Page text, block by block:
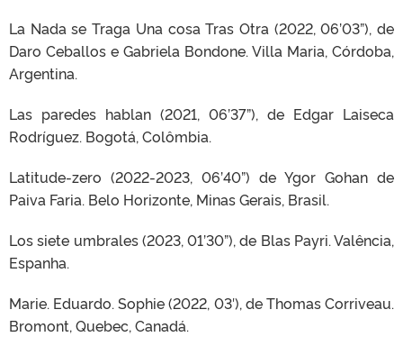
La Nada se Traga Una cosa Tras Otra (2022, 06’03”), de
Daro Ceballos e Gabriela Bondone. Villa Maria, Córdoba,
Argentina.
Las paredes hablan (2021, 06’37”), de Edgar Laiseca
Rodríguez. Bogotá, Colômbia.
Latitude-zero (2022-2023, 06’40”) de Ygor Gohan de
Paiva Faria. Belo Horizonte, Minas Gerais, Brasil.
Los siete umbrales (2023, 01’30”), de Blas Payri. Valência,
Espanha.
Marie. Eduardo. Sophie (2022, 03′), de Thomas Corriveau.
Bromont, Quebec, Canadá.